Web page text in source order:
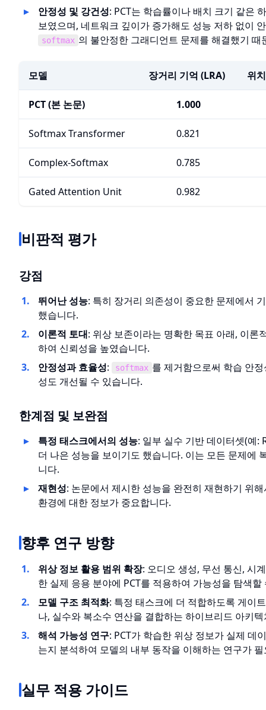
안정성 및 강건성: PCT는 학습률이나 배치 크기 같은
보였으며, 네트워크 깊이가 증가해도 성능 저하 없이
softmax 의 불안정한 그래디언트 문제를 해결했기 때
모델 장거리 기억 (LRA) 위
PCT (본 논문) 1.000
Softmax Transformer 0.821
Complex-Softmax 0.785
Gated Attention Unit 0.982
비판적 평가
강점
뛰어난 성능: 특히 장거리 의존성이 중요한 문제에서
했습니다.
이론적 토대: 위상 보존이라는 명확한 목표 아래, 이론
하여 신뢰성을 높였습니다.
안정성과 효율성: softmax 를 제거함으로써 학습 안
성도 개선될 수 있습니다.
한계점 및 보완점
특정 태스크에서의 성능: 일부 실수 기반 데이터셋(예:
더 나은 성능을 보이기도 했습니다. 이는 모든 문제에
니다.
재현성: 논문에서 제시한 성능을 완전히 재현하기 위
환경에 대한 정보가 중요합니다.
향후 연구 방향
위상 정보 활용 범위 확장: 오디오 생성, 무선 통신, 시
한 실제 응용 분야에 PCT를 적용하여 가능성을 탐색할
모델 구조 최적화: 특정 태스크에 더 적합하도록 게이
나, 실수와 복소수 연산을 결합하는 하이브리드 아키
해석 가능성 연구: PCT가 학습한 위상 정보가 실제 데
는지 분석하여 모델의 내부 동작을 이해하는 연구가
실무 적용 가이드